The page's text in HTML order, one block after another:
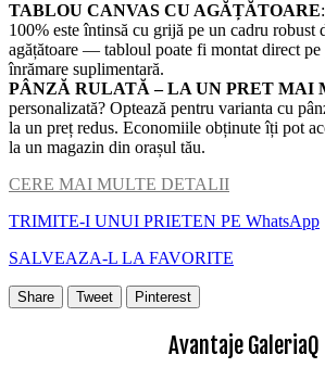
TABLOU CANVAS CU AGĂȚĂTOARE
100% este întinsă cu grijă pe un cadru robust
agățătoare — tabloul poate fi montat direct pe
înrămare suplimentară.
PÂNZĂ RULATĂ – LA UN PRET MAI
personalizată? Optează pentru varianta cu
la un preț redus. Economiile obținute îți pot
la un magazin din orașul tău.
CERE MAI MULTE DETALII
TRIMITE-I UNUI PRIETEN PE WhatsApp
SALVEAZA-L LA FAVORITE
Share Tweet Pinterest
Avantaje GaleriaQ